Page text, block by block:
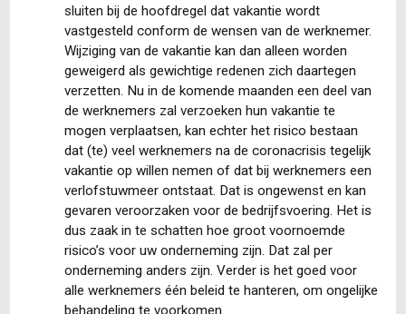
sluiten bij de hoofdregel dat vakantie wordt
vastgesteld conform de wensen van de werknemer.
Wijziging van de vakantie kan dan alleen worden
geweigerd als gewichtige redenen zich daartegen
verzetten. Nu in de komende maanden een deel van
de werknemers zal verzoeken hun vakantie te
mogen verplaatsen, kan echter het risico bestaan
dat (te) veel werknemers na de coronacrisis tegelijk
vakantie op willen nemen of dat bij werknemers een
verlofstuwmeer ontstaat. Dat is ongewenst en kan
gevaren veroorzaken voor de bedrijfsvoering. Het is
dus zaak in te schatten hoe groot voornoemde
risico’s voor uw onderneming zijn. Dat zal per
onderneming anders zijn. Verder is het goed voor
alle werknemers één beleid te hanteren, om ongelijke
behandeling te voorkomen.